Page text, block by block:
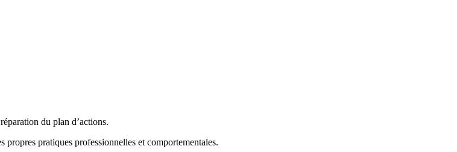
du plan d’actions.
propres pratiques professionnelles et comportementales.